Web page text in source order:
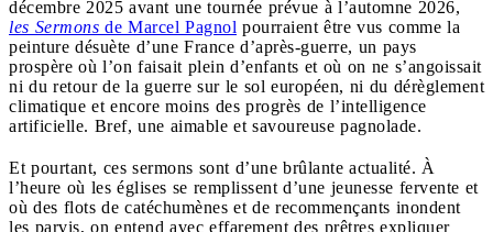
décembre 2025 avant une tournée prévue à l’automne 2026,
les Sermons de Marcel Pagnol pourraient être vus comme la
peinture désuète d’une France d’après-guerre, un pays
prospère où l’on faisait plein d’enfants et où on ne s’angoissait
ni du retour de la guerre sur le sol européen, ni du dérèglement
climatique et encore moins des progrès de l’intelligence
artificielle. Bref, une aimable et savoureuse pagnolade.
Et pourtant, ces sermons sont d’une brûlante actualité. À
l’heure où les églises se remplissent d’une jeunesse fervente et
où des flots de catéchumènes et de recommençants inondent
les parvis, on entend avec effarement des prêtres expliquer